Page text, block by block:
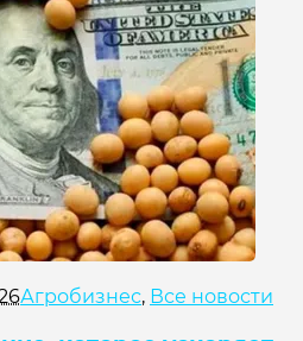
Агробизнес, Все новости